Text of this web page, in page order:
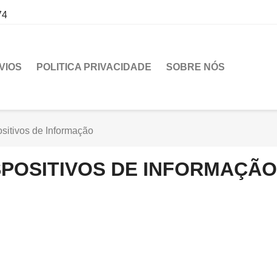
POLITICA PRIVACIDADE SOBRE NÓS
de Informação
DE INFORMAÇÃO